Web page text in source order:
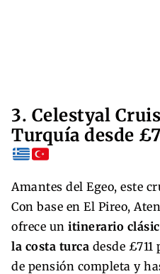
3. Celestyal
Turquía desde
Amantes del Egeo, este
Con base en El Pireo,
ofrece un itinerario
la costa turca desde
de pensión completa y